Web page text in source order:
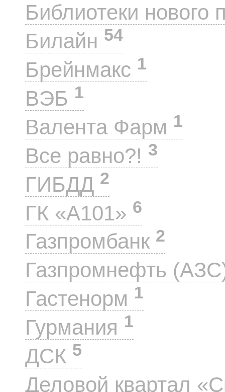
Библиотеки нового
Билайн 54
Брейнмакс 1
ВЭБ 1
Валента Фарм 1
Все равно?! 3
ГИБДД 2
ГК «А101» 6
Газпромбанк 2
Газпромнефть
Гастенорм 1
Гурмания 1
ДСК 5
Деловой квартал